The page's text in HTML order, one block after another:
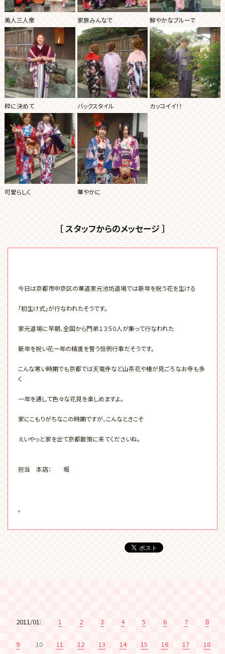
美人三人衆 家族みんなで 鮮やかなブルーで
粋に決めて バックスタイル カッコイイ！！
可愛らしく 華やかに
［ スタッフからのメッセージ ］
今日は京都市中京区の華道家元池坊道場では新年を祝う花を生ける
「初生け式」が行なわれたそうです。
家元道場に早朝、全国から門弟１３５０人が集って行なわれた
新年を祝い花一年の精進を誓う恒例行事だそうです。
こんな寒い時期でも京都では天竜寺など山茶花や椿が見ごろなお寺も多
く
一年を通して色々な花見を楽しめますよ。
家にこもりがちなこの時期ですが、こんなときこそ
えいやっと家を出て京都散策に来てくださいね。
担当 本店： 堀
。
2011/01: 1 2 3 4 5 6 7 8
9 10 11 12 13 14 15 16 17 18